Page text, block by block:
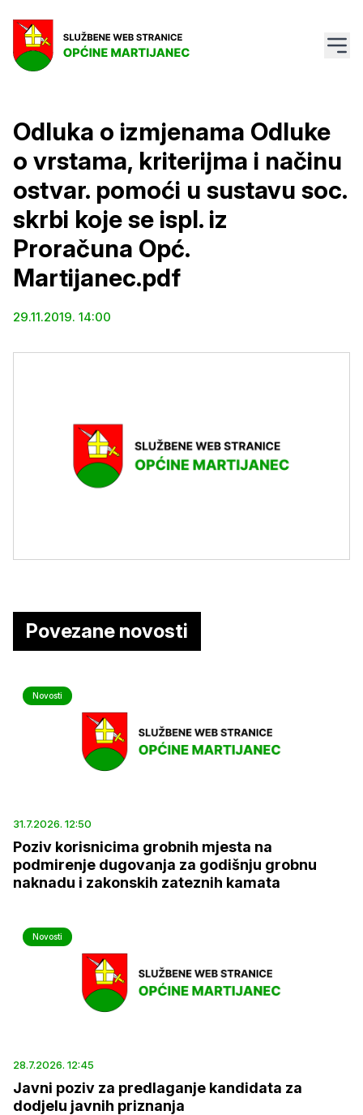
Odluka o izmjenama Odluke
o vrstama, kriterijma i načinu
ostvar. pomoći u sustavu soc.
skrbi koje se ispl. iz
Proračuna Opć.
Martijanec.pdf
29.11.2019. 14:00
Povezane novosti
Novosti
31.7.2026. 12:50
Poziv korisnicima grobnih mjesta na
podmirenje dugovanja za godišnju grobnu
naknadu i zakonskih zateznih kamata
Novosti
28.7.2026. 12:45
Javni poziv za predlaganje kandidata za
dodjelu javnih priznanja